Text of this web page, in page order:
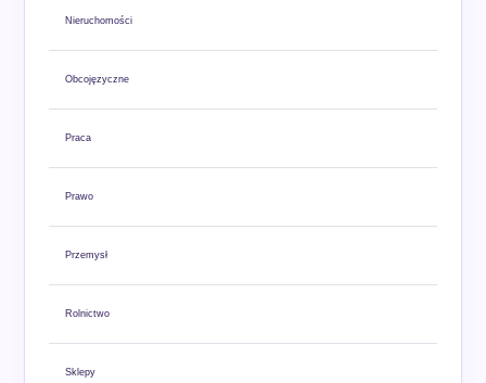
Nieruchomości
Obcojęzyczne
Praca
Prawo
Przemysł
Rolnictwo
Sklepy